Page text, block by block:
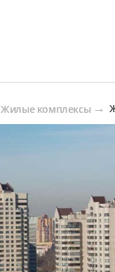
Жилые комплексы